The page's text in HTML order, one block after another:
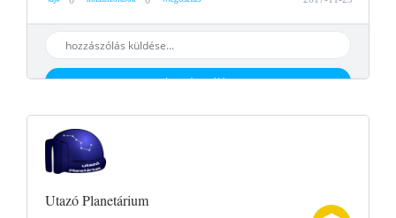
hozzáaszólás
Utazó Planetárium